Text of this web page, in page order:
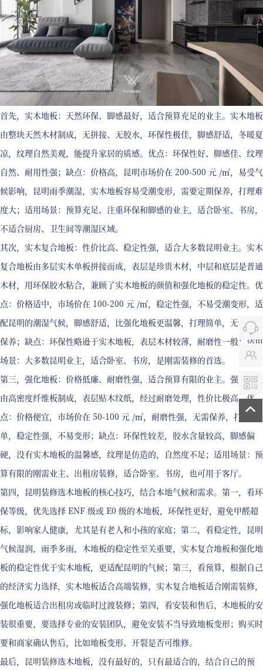
首先，实木地板：天然环保、脚感最好，适合预算充足的业主。实木地板
由整块天然木材制成，无拼接、无胶水，环保性极佳，脚感舒适，冬暖夏
凉，纹理自然美观，能提升家居的质感。优点：环保性好、脚感佳、纹理
自然、耐用性强；缺点：价格高，昆明市场价在 200-500 元 /㎡，易受气
候影响，昆明雨季潮湿，实木地板容易受潮变形，需要定期保养，打理难
度大；适用场景：预算充足、注重环保和脚感的业主，适合卧室、书房，
不适合厨房、卫生间等潮湿区域。
其次，实木复合地板：性价比高、稳定性强，适合大多数昆明业主。实木
复合地板由多层实木单板拼接而成，表层是珍贵木材，中层和底层是普通
木材，用环保胶水粘合，兼顾了实木地板的颜值和强化地板的稳定性。优
点：价格适中，市场价在 100-200 元 /㎡，稳定性强，不易受潮变形，适
配昆明的潮湿气候，脚感舒适，比强化地板更温馨，打理简单，无需频繁
保养；缺点：环保性略逊于实木地板，表层木材较薄，耐磨性一般；适用
场景：大多数昆明业主，适合卧室、书房，是刚需装修的首选。
第三，强化地板：价格低廉、耐磨性强，适合预算有限的业主。强化地板
由高密度纤维板制成，表层贴木纹纸，经过耐磨处理，性价比极高。优
点：价格便宜，市场价在 50-100 元 /㎡，耐磨性强，无需保养，打理简
单，稳定性强，不易变形；缺点：环保性较差，胶水含量较高，脚感偏
硬，没有实木地板的温馨感，纹理是仿造的，自然度不足；适用场景：预
算有限的刚需业主、出租房装修，适合卧室、书房，也可用于客厅。
第四，昆明装修选木地板的核心技巧，结合本地气候和需求。第一，看环
保等级，优先选择 ENF 级或 E0 级的木地板，环保性更好，避免甲醛超
标，影响家人健康，尤其是有老人和小孩的家庭；第二，看稳定性，昆明
气候湿润，雨季多雨，木地板的稳定性至关重要，实木复合地板和强化地
板的稳定性优于实木地板，更适配昆明的气候；第三，看预算，根据自己
的经济实力选择，实木地板适合高端装修，实木复合地板适合刚需装修，
强化地板适合出租房或临时过渡装修；第四，看安装和售后，木地板的安
装很重要，要选择专业的安装团队，避免安装不当导致地板变形；购买时
要和商家确认售后，比如地板变形、开裂是否可维修。
最后， 昆明装修选木地板，没有最好的，只有最适合的，结合自己的预